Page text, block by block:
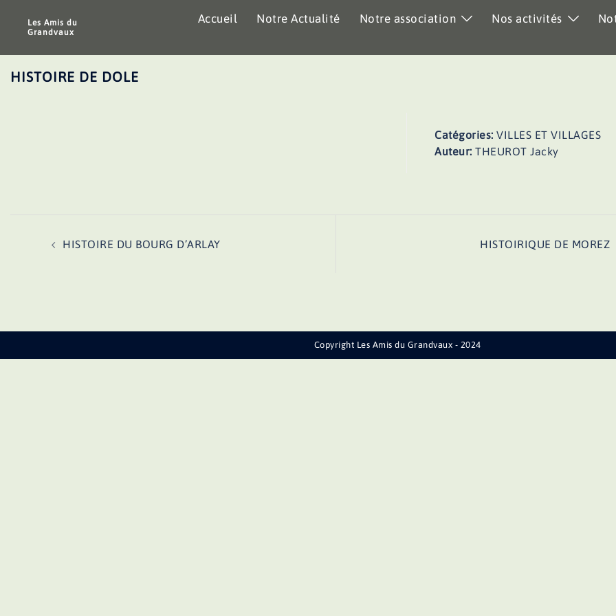
Les Amis du
Grandvaux
Accueil Notre Actualité Notre association Nos activités
HISTOIRE DE DOLE
Catégories:VILLES ET VILLAGES
Auteur:THEUROT Jacky
HISTOIRE DU BOURG D’ARLAY HISTOIRIQUE DE MOREZ
Copyright Les Amis du Grandvaux - 2024